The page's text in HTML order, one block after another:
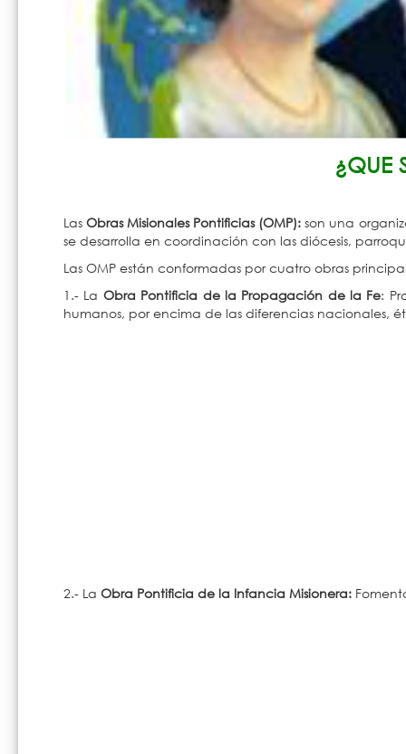
¿QUE
LasObras Misionales Pontificias (OMP): son una
se desarrolla en coordinación con las diócesis,
Las OMP están conformadas por cuatro obras
1.- La Obra Pontificia de la Propagación de la Fe:
humanos, por encima de las diferencias nacionales,
2.- La Obra Pontificia de la Infancia Misionera: